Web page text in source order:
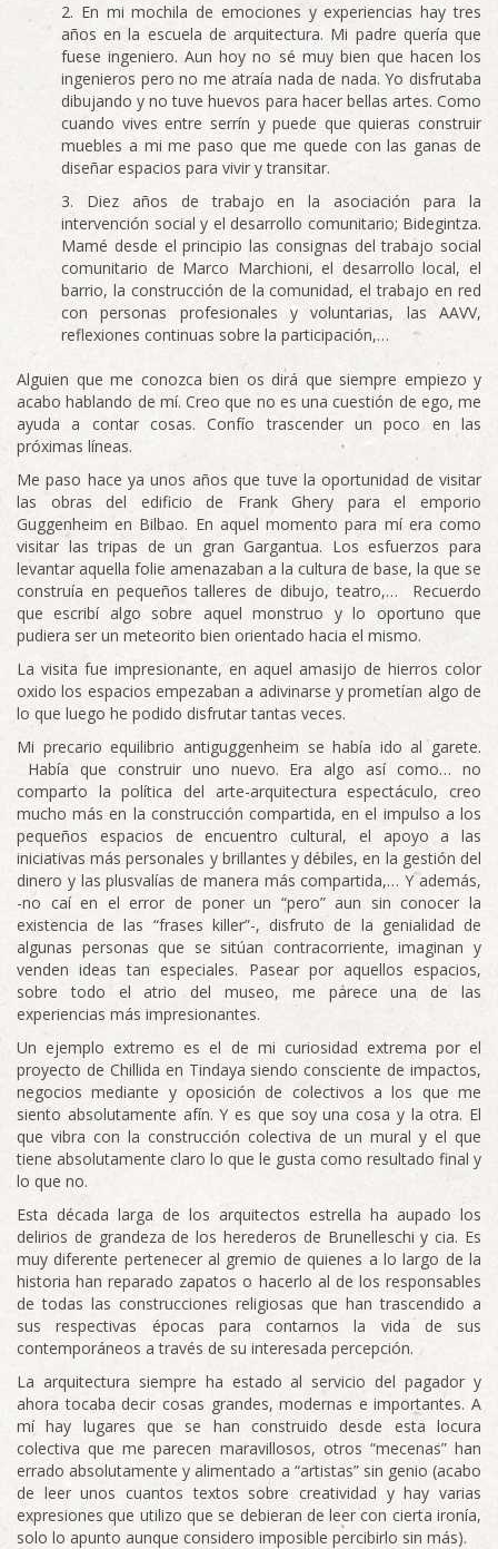
En mi mochila de emociones y experiencias hay tres
años en la escuela de arquitectura. Mi padre quería que
fuese ingeniero. Aun hoy no sé muy bien que hacen los
ingenieros pero no me atraía nada de nada. Yo disfrutaba
dibujando y no tuve huevos para hacer bellas artes. Como
cuando vives entre serrín y puede que quieras construir
muebles a mi me paso que me quede con las ganas de
diseñar espacios para vivir y transitar.
Diez años de trabajo en la asociación para la
intervención social y el desarrollo comunitario; Bidegintza.
Mamé desde el principio las consignas del trabajo social
comunitario de Marco Marchioni, el desarrollo local, el
barrio, la construcción de la comunidad, el trabajo en red
con personas profesionales y voluntarias, las AAVV,
reflexiones continuas sobre la participación,…
Alguien que me conozca bien os dirá que siempre empiezo y
acabo hablando de mí. Creo que no es una cuestión de ego, me
ayuda a contar cosas. Confío trascender un poco en las
próximas líneas.
Me paso hace ya unos años que tuve la oportunidad de visitar
las obras del edificio de Frank Ghery para el emporio
Guggenheim en Bilbao. En aquel momento para mí era como
visitar las tripas de un gran Gargantua. Los esfuerzos para
levantar aquella folie amenazaban a la cultura de base, la que se
construía en pequeños talleres de dibujo, teatro,… Recuerdo
que escribí algo sobre aquel monstruo y lo oportuno que
pudiera ser un meteorito bien orientado hacia el mismo.
La visita fue impresionante, en aquel amasijo de hierros color
oxido los espacios empezaban a adivinarse y prometían algo de
lo que luego he podido disfrutar tantas veces.
Mi precario equilibrio antiguggenheim se había ido al garete.
Había que construir uno nuevo. Era algo así como… no
comparto la política del arte-arquitectura espectáculo, creo
mucho más en la construcción compartida, en el impulso a los
pequeños espacios de encuentro cultural, el apoyo a las
iniciativas más personales y brillantes y débiles, en la gestión del
dinero y las plusvalías de manera más compartida,… Y además,
-no caí en el error de poner un “pero” aun sin conocer la
existencia de las “frases killer”-, disfruto de la genialidad de
algunas personas que se sitúan contracorriente, imaginan y
venden ideas tan especiales. Pasear por aquellos espacios,
sobre todo el atrio del museo, me parece una de las
experiencias más impresionantes.
Un ejemplo extremo es el de mi curiosidad extrema por el
proyecto de Chillida en Tindaya siendo consciente de impactos,
negocios mediante y oposición de colectivos a los que me
siento absolutamente afín. Y es que soy una cosa y la otra. El
que vibra con la construcción colectiva de un mural y el que
tiene absolutamente claro lo que le gusta como resultado final y
lo que no.
Esta década larga de los arquitectos estrella ha aupado los
delirios de grandeza de los herederos de Brunelleschi y cia. Es
muy diferente pertenecer al gremio de quienes a lo largo de la
historia han reparado zapatos o hacerlo al de los responsables
de todas las construcciones religiosas que han trascendido a
sus respectivas épocas para contarnos la vida de sus
contemporáneos a través de su interesada percepción.
La arquitectura siempre ha estado al servicio del pagador y
ahora tocaba decir cosas grandes, modernas e importantes. A
mí hay lugares que se han construido desde esta locura
colectiva que me parecen maravillosos, otros “mecenas” han
errado absolutamente y alimentado a “artistas” sin genio (acabo
de leer unos cuantos textos sobre creatividad y hay varias
expresiones que utilizo que se debieran de leer con cierta ironía,
solo lo apunto aunque considero imposible percibirlo sin más).